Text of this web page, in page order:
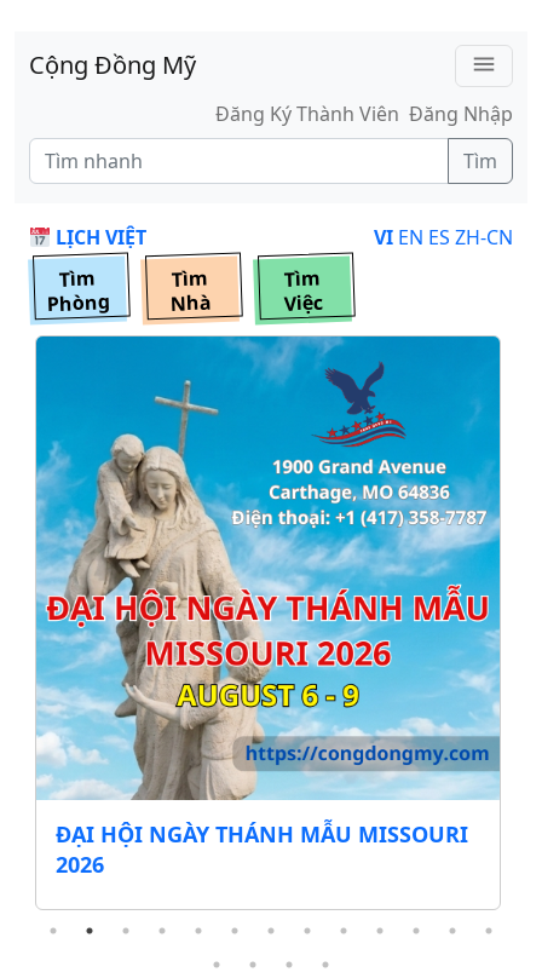
Cộng Đồng Mỹ
menu
Đăng Ký Thành Viên Đăng Nhập
Tìm
LỊCH VIỆT VI EN ES ZH-CN
Tìm
Phòng
Tìm
Nhà
Tìm
Việc
CẨM NANG MIỄN THUẾ MUA SẮM